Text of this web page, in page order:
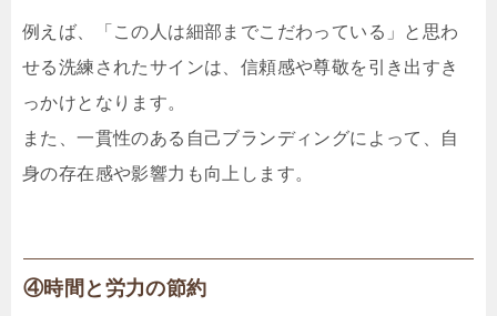
例えば、「この人は細部までこだわっている」と思わ
せる洗練されたサインは、信頼感や尊敬を引き出すき
っかけとなります。
また、一貫性のある自己ブランディングによって、自
身の存在感や影響力も向上します。
④時間と労力の節約